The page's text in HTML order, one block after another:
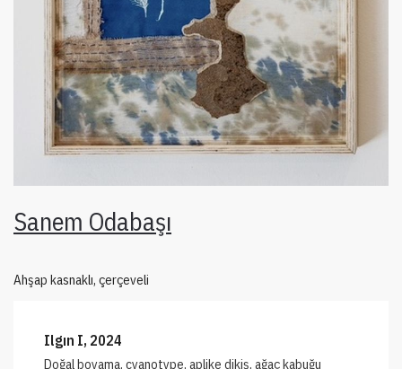
Sanem Odabaşı
Ahşap kasnaklı, çerçeveli
Ilgın I, 2024
Doğal boyama, cyanotype, aplike dikiş, ağaç kabuğu